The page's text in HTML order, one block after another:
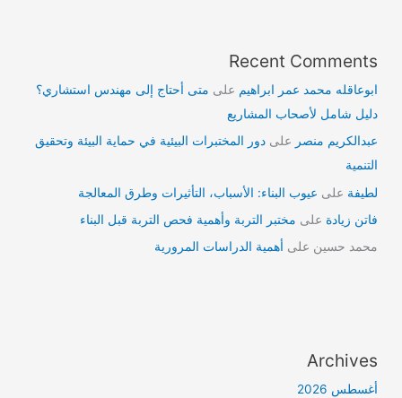
Recent Comments
ابوعاقله محمد عمر ابراهيم على متى أحتاج إلى مهندس استشاري؟
دليل شامل لأصحاب المشاريع
عبدالكريم منصر علىدور المختبرات البيئية في حماية البيئة وتحقيق
التنمية
لطيفة على عيوب البناء: الأسباب، التأثيرات وطرق المعالجة
فاتن زيادة على مختبر التربة وأهمية فحص التربة قبل البناء
محمد حسين على أهمية الدراسات المرورية
Archives
أغسطس 2026